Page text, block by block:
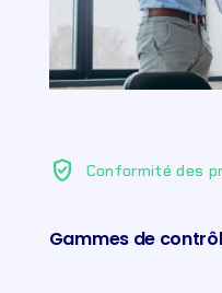
verified_user Conformité des
Gammes de